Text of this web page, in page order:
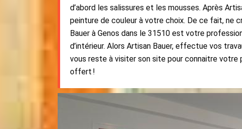
d’abord les salissures et les mousses. Après
peinture de couleur à votre choix. De ce fait, ne
Bauer à Genos dans le 31510 est votre
d’intérieur. Alors Artisan Bauer, effectue vos
vous reste à visiter son site pour connaitre votre
offert !